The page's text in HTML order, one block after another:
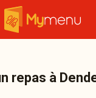
repas à